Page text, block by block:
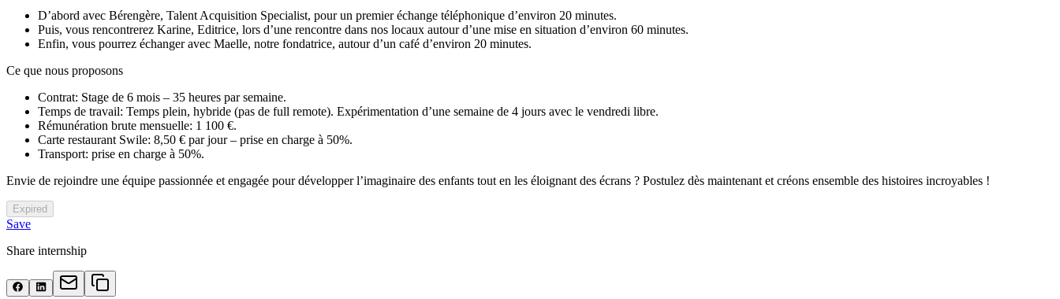
D’abord avec Bérengère, Talent Acquisition Specialist, pour un premier échange téléphonique d’environ 20 minutes.
Puis, vous rencontrerez Karine, Editrice, lors d’une rencontre dans nos locaux autour d’une mise en situation d’environ 60 minutes.
Enfin, vous pourrez échanger avec Maelle, notre fondatrice, autour d’un café d’environ 20 minutes.
Ce que nous proposons
Contrat: Stage de 6 mois – 35 heures par semaine.
Temps de travail: Temps plein, hybride (pas de full remote). Expérimentation d’une semaine de 4 jours avec le vendredi libre.
Rémunération brute mensuelle: 1 100 €.
Carte restaurant Swile: 8,50 € par jour – prise en charge à 50%.
Transport: prise en charge à 50%.
Envie de rejoindre une équipe passionnée et engagée pour développer l’imaginaire des enfants tout en les éloignant des écrans ? Postulez dès maintenant et créons ensemble des histoires incroyables !
Expired
Save
Share internship